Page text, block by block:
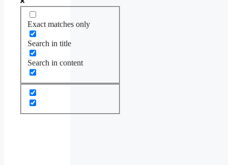
Exact matches only
Search in title
Search in content